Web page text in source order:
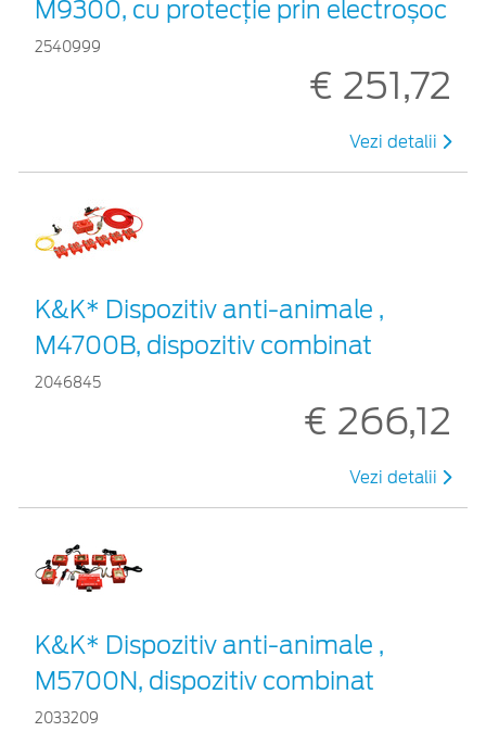
M9300, cu protecție prin electroșoc
2540999
€ 251,72
Vezi detalii
K&K* Dispozitiv anti-animale ,
M4700B, dispozitiv combinat
2046845
€ 266,12
Vezi detalii
K&K* Dispozitiv anti-animale ,
M5700N, dispozitiv combinat
2033209